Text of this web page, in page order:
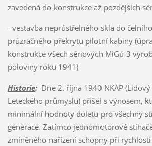
zavedená do konstrukce až pozdějších
- vestavba neprůstřelného skla do
průzračného překrytu pilotní kabiny
konstrukce všech sériových MiGů-3
poloviny roku 1941)
Historie:Dne 2. října 1940 NKAP
Leteckého průmyslu) přišel s výnosem,
minimální hodnoty doletu pro všechny
generace. Zatímco jednomotorové
zmíněného nařízení schopny při